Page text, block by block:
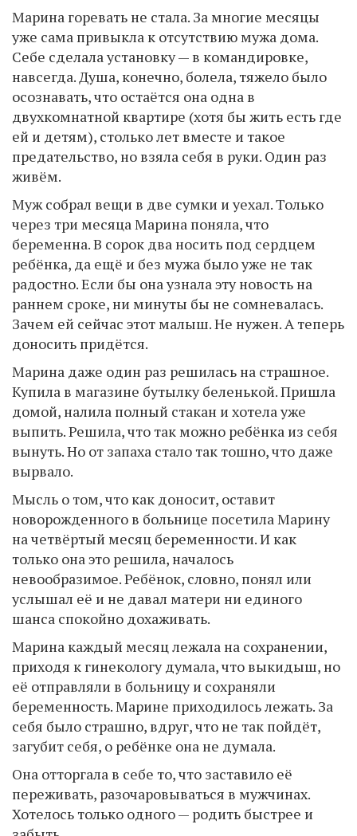
Марина горевать не стала. За многие месяцы
уже сама привыкла к отсутствию мужа дома.
Себе сделала установку — в командировке,
навсегда. Душа, конечно, болела, тяжело было
осознавать, что остаётся она одна в
двухкомнатной квартире (хотя бы жить есть где
ей и детям), столько лет вместе и такое
предательство, но взяла себя в руки. Один раз
живём.
Муж собрал вещи в две сумки и уехал. Только
через три месяца Марина поняла, что
беременна. В сорок два носить под сердцем
ребёнка, да ещё и без мужа было уже не так
радостно. Если бы она узнала эту новость на
раннем сроке, ни минуты бы не сомневалась.
Зачем ей сейчас этот малыш. Не нужен. А теперь
доносить придётся.
Марина даже один раз решилась на страшное.
Купила в магазине бутылку беленькой. Пришла
домой, налила полный стакан и хотела уже
выпить. Решила, что так можно ребёнка из себя
вынуть. Но от запаха стало так тошно, что даже
вырвало.
Мысль о том, что как доносит, оставит
новорожденного в больнице посетила Марину
на четвёртый месяц беременности. И как
только она это решила, началось
невообразимое. Ребёнок, словно, понял или
услышал её и не давал матери ни единого
шанса спокойно дохаживать.
Марина каждый месяц лежала на сохранении,
приходя к гинекологу думала, что выкидыш, но
её отправляли в больницу и сохраняли
беременность. Марине приходилось лежать. За
себя было страшно, вдруг, что не так пойдёт,
загубит себя, о ребёнке она не думала.
Она отторгала в себе то, что заставило её
переживать, разочаровываться в мужчинах.
Хотелось только одного — родить быстрее и